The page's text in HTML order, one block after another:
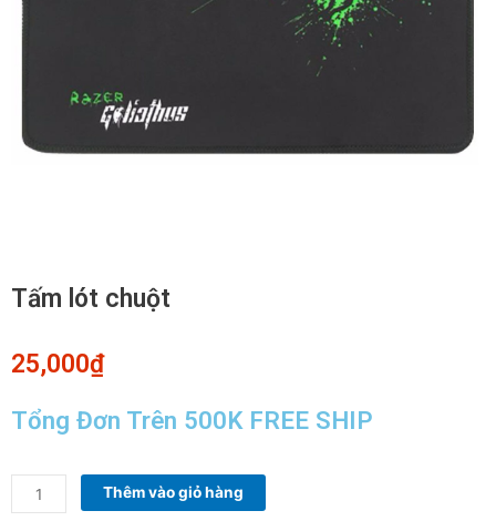
Tấm lót chuột
25,000₫
Tổng Đơn Trên 500K FREE SHIP
Tấm
lót
Thêm vào giỏ hàng